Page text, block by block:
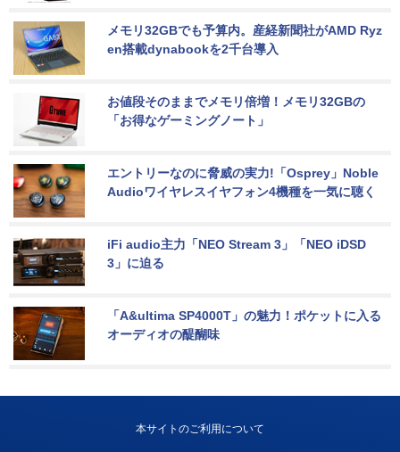
メモリ32GBでも予算内。産経新聞社がAMD Ryz
en搭載dynabookを2千台導入
お値段そのままでメモリ倍増！メモリ32GBの
「お得なゲーミングノート」
エントリーなのに脅威の実力!「Osprey」Noble
Audioワイヤレスイヤフォン4機種を一気に聴く
iFi audio主力「NEO Stream 3」「NEO iDSD
3」に迫る
「A&ultima SP4000T」の魅力！ポケットに入る
オーディオの醍醐味
本サイトのご利用について